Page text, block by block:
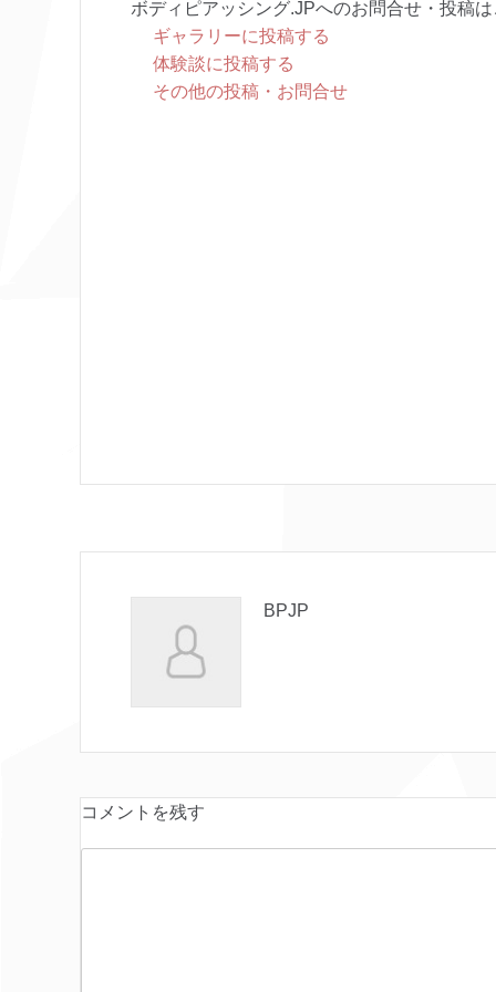
ボディピアッシング.JPへのお問合せ・投稿
ギャラリーに投稿する
体験談に投稿する
その他の投稿・お問合せ
BPJP
コメントを残す